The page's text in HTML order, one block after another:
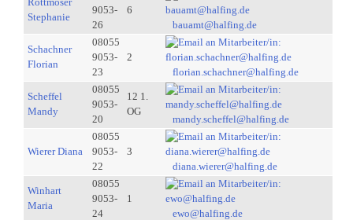
Stephanie
9053-
26
6
bauamt@halfing.de
Schachner
Florian
08055
9053-
23
2
florian.schachner@halfing.de
Scheffel
Mandy
08055
9053-
20
12 1.
OG
mandy.scheffel@halfing.de
Wierer Diana
08055
9053-
22
3
diana.wierer@halfing.de
Winhart
Maria
08055
9053-
24
1
ewo@halfing.de